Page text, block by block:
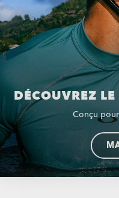
DÉCOUVREZ
Conçu